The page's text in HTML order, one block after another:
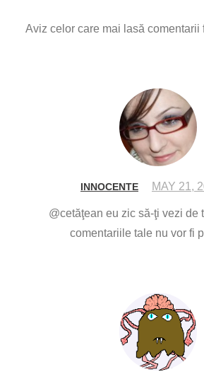
Aviz celor care mai lasă comentarii
INNOCENTE MAY 21,
@cetăţean eu zic să-ţi vezi de
comentariile tale nu vor fi